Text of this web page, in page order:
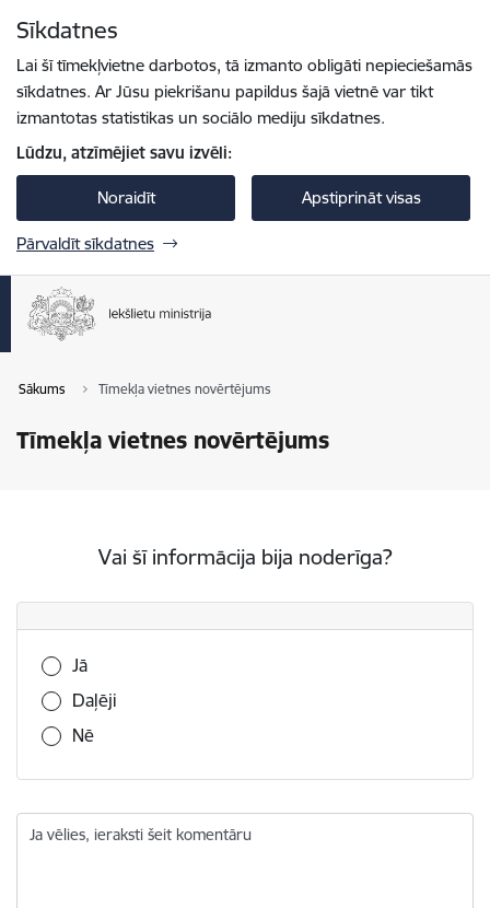
Sīkdatnes
Lai šī tīmekļvietne darbotos, tā izmanto obligāti nepieciešamās
sīkdatnes. Ar Jūsu piekrišanu papildus šajā vietnē var tikt
izmantotas statistikas un sociālo mediju sīkdatnes.
Lūdzu, atzīmējiet savu izvēli:
Noraidīt Apstiprināt visas
Pārvaldīt sīkdatnes
Sākums Tīmekļa vietnes novērtējums
Tīmekļa vietnes novērtējums
Vai šī informācija bija noderīga?
Vai šī informācija bija noderīga?
Jā
Daļēji
Nē
Ja vēlies, ieraksti šeit komentāru